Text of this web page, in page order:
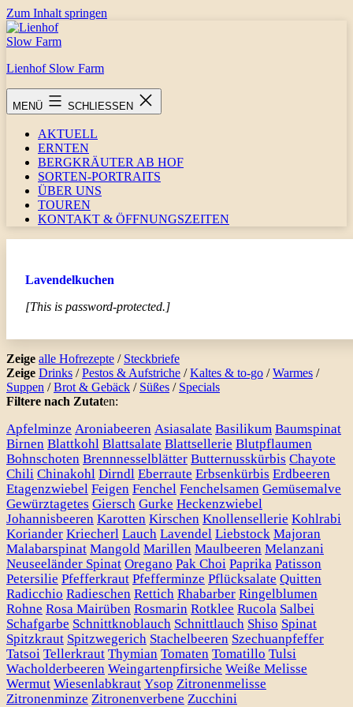
Zum Inhalt springen
Lienhof Slow Farm
MENÜ SCHLIESSEN
AKTUELL
ERNTEN
BERGKRÄUTER AB HOF
SORTEN-PORTRAITS
ÜBER UNS
TOUREN
KONTAKT & ÖFFNUNGSZEITEN
Lavendelkuchen
[This is password-protected.]
Zeige alle Hofrezepte / Steckbriefe
Zeige Drinks /Pestos & Aufstriche /Kaltes & to-go /Warmes /
Suppen /Brot & Gebäck / Süßes / Specials
Filtere nach Zutaten:
Apfelminze Aroniabeeren Asiasalate Basilikum Baumspinat
Birnen Blattkohl Blattsalate Blattsellerie Blutpflaumen
Bohnschoten Brennnesselblätter Butternusskürbis Chayote
Chili Chinakohl Dirndl Eberraute Erbsenkürbis Erdbeeren
Etagenzwiebel Feigen Fenchel Fenchelsamen Gemüsemalve
Gewürztagetes Giersch Gurke Heckenzwiebel
Johannisbeeren Karotten Kirschen Knollensellerie Kohlrabi
Koriander Kriecherl Lauch Lavendel Liebstock Majoran
Malabarspinat Mangold Marillen Maulbeeren Melanzani
Neuseeländer Spinat Oregano Pak Choi Paprika Patisson
Petersilie Pfefferkraut Pfefferminze Pflücksalate Quitten
Radicchio Radieschen Rettich Rhabarber Ringelblumen
Rohne Rosa Mairüben Rosmarin Rotklee Rucola Salbei
Schafgarbe Schnittknoblauch Schnittlauch Shiso Spinat
Spitzkraut Spitzwegerich Stachelbeeren Szechuanpfeffer
Tatsoi Tellerkraut Thymian Tomaten Tomatillo Tulsi
Wacholderbeeren Weingartenpfirsiche Weiße Melisse
Wermut Wiesenlabkraut Ysop Zitronenmelisse
Zitronenminze Zitronenverbene Zucchini